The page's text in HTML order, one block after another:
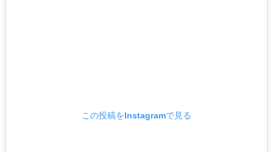
この投稿をInstagramで見る